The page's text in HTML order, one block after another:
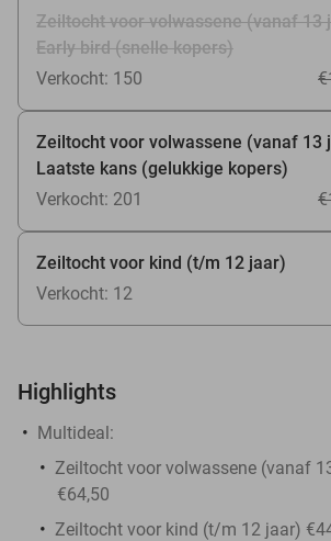
Zeiltocht voor volwassene (vanaf 13
Early bird (snelle kopers)
Verkocht: 150
Zeiltocht voor volwassene (vanaf 13
Laatste kans (gelukkige kopers)
Verkocht: 201
Zeiltocht voor kind (t/m 12 jaar)
Verkocht: 12
Highlights
Multideal:
Zeiltocht voor volwassene (vanaf
€64,50
Zeiltocht voor kind (t/m 12 jaar)